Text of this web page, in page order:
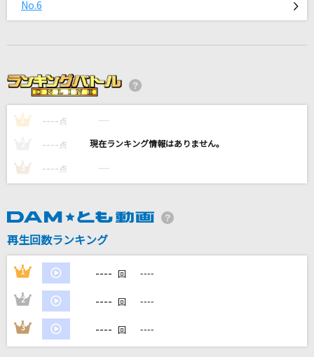
チョコレートメランコリー
武蔵坊弁慶(宮田幸季)
夜の踊り子
とても素敵な六月でした
桑田佳祐
You!Joy!Parade!
M!LK
もっと見る
No.6
1 ---- 点 ----
---- 点 ----
3 ---- 点 ----
再生回数ランキング
1 ---- 回 ----
2 ---- 回 ----
3 ---- 回 ----